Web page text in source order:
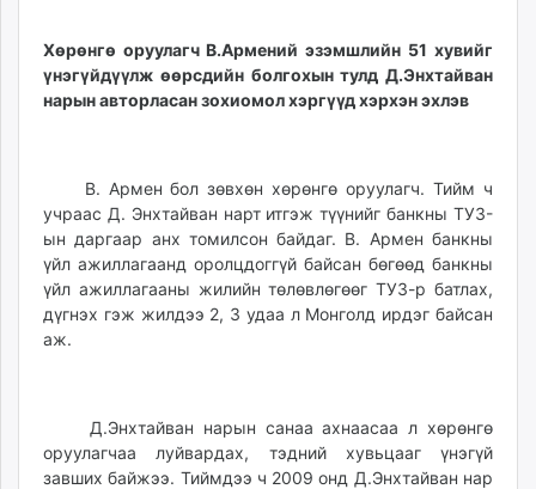
Хөрөнгө оруулагч В.Армений эзэмшлийн 51 хувийг
үнэгүйдүүлж өөрсдийн болгохын тулд Д.Энхтайван
нарын авторласан зохиомол хэргүүд хэрхэн эхлэв
В. Армен бол зөвхөн хөрөнгө оруулагч. Тийм ч
учраас Д. Энхтайван нарт итгэж түүнийг банкны ТУЗ-
ын даргаар анх томилсон байдаг. В. Армен банкны
үйл ажиллагаанд оролцдоггүй байсан бөгөөд банкны
үйл ажиллагааны жилийн төлөвлөгөөг ТУЗ-р батлах,
дүгнэх гэж жилдээ 2, 3 удаа л Монголд ирдэг байсан
аж.
Д.Энхтайван нарын санаа ахнаасаа л хөрөнгө
оруулагчаа луйвардах, тэдний хувьцааг үнэгүй
завших байжээ. Тиймдээ ч 2009 онд Д.Энхтайван нар